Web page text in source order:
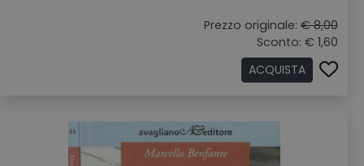
Prezzo originale: € 8,00
Sconto: € 1,60
ACQUISTA